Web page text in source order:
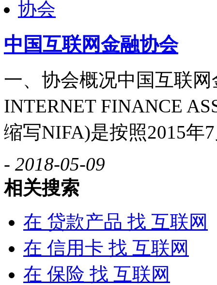
中国互联网金融协会
一、协会概况中国互联
INTERNET FINANCE
缩写NIFA)是按照2015年
- 2018-05-09
相关搜索
在 贷款产品 找 互联网
在 信用卡 找 互联网
在 保险 找 互联网